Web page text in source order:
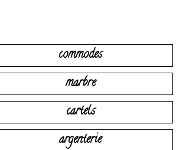
commodes
marbre
cartels
argenterie